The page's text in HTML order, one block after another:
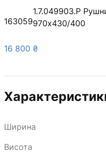
163059
1.7.049903.P
970х430/400
16 800 ₴
Ширина
Висота